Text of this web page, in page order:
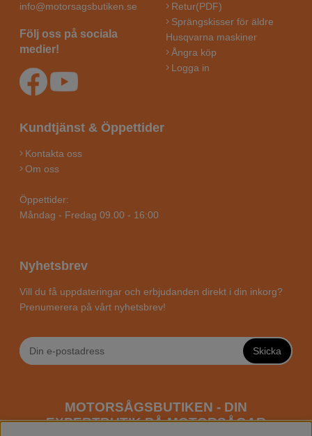
info@motorsagsbutiken.se
Följ oss på sociala
medier!
Retur(PDF)
Sprängskisser för äldre
Husqvarna maskiner
Ångra köp
Logga in
Kundtjänst & Öppettider
Kontakta oss
Om oss
Öppettider:
Måndag - Fredag 09.00 - 16:00
Nyhetsbrev
Vill du få uppdateringar och erbjudanden direkt i din inkorg?
Prenumerera på vårt nyhetsbrev!
Skicka
MOTORSÅGSBUTIKEN - DIN
EXPERTBUTIK PÅ MOTORSÅGAR